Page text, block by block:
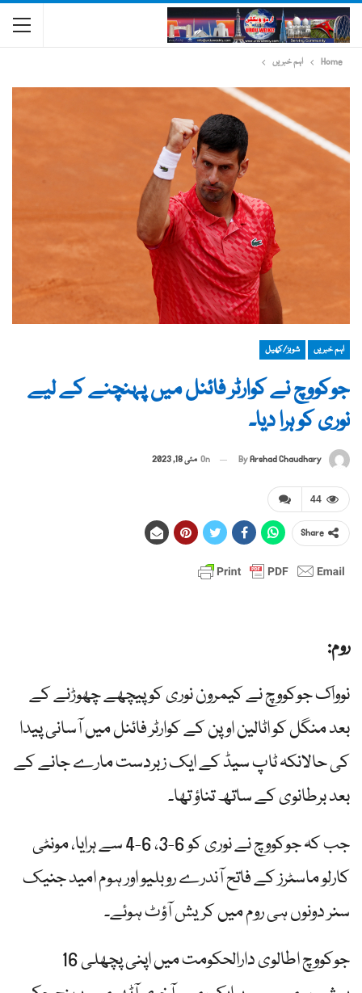
Home اہم خبریں
اہم خبریں شوبز/کھیل
جوکووچ نے کوارٹر فائنل میں پہنچنے کے لیے
نوری کو ہرا دیا۔
ByArshad Chaudhary
On مئی 18, 2023
44
Share
روم:
نوواک جوکووچ نے کیمرون نوری کو پیچھے چھوڑنے کے
بعد منگل کو اٹالین اوپن کے کوارٹر فائنل میں آسانی پیدا
کی حالانکہ ٹاپ سیڈ کے ایک زبردست مارے جانے کے
بعد برطانوی کے ساتھ تناؤ تھا۔
جب کہ جوکووچ نے نوری کو 6-3، 6-4 سے ہرایا، مونٹی
کارلو ماسٹرز کے فاتح آندرے روبلیو اور ہوم امید جنیک
سنر دونوں ہی روم میں کریش آؤٹ ہوئے۔
جوکووچ اطالوی دارالحکومت میں اپنی پچھلی 16